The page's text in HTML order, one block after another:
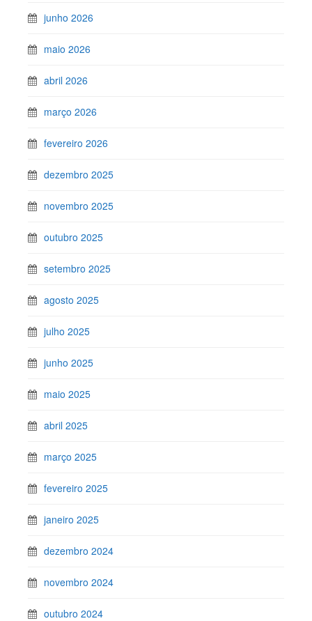
junho 2026
maio 2026
abril 2026
março 2026
fevereiro 2026
dezembro 2025
novembro 2025
outubro 2025
setembro 2025
agosto 2025
julho 2025
junho 2025
maio 2025
abril 2025
março 2025
fevereiro 2025
janeiro 2025
dezembro 2024
novembro 2024
outubro 2024